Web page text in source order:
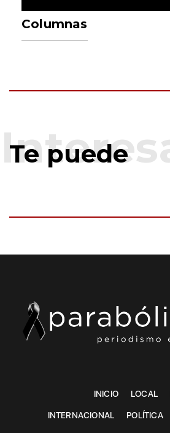
Columnas
Te puede
INICIO LOCAL
INTERNACIONAL POLÍTICA